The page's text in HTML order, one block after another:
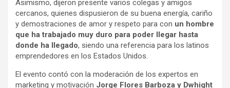
Asimismo, dijeron presente varios colegas y amigos
cercanos, quienes dispusieron de su buena energía, cariño
y demostraciones de amor y respeto para con un hombre
que ha trabajado muy duro para poder llegar hasta
donde ha llegado, siendo una referencia para los latinos
emprendedores en los Estados Unidos.
El evento contó con la moderación de los expertos en
marketing y motivación Jorge Flores Barboza y Dwhight